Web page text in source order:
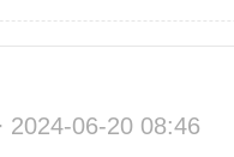
· 2024-06-20 08:46